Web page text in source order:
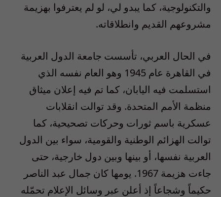
والتكنولوجية، كما يبدو لي، لو لم يعترفوا بهزيمة
مشروعهم القديم وانطلاقاته.
في الحال العربي، تأسست جامعة الدول العربية
في القاهرة عام 1945 وهو العام نفسه الذي
استسلمت فيه اليابان، كما تم فيه إعلان ميثاق
منظمة الأمم المتحدة. وقد توالت انقلابات
عسكرية باسم ثورات وحركات تصحيحية، كما
توالت الهزائم الوطنية والقومية، سواء بين الدول
العربية نفسها، أو بينها وبين دول خارجية، حتى
جاءت هزيمة 1967. يومها كان جمال عبد الناصر
حكيماً وشجاعاً إذ أعلن عبر وسائل الإعلام تحمّله